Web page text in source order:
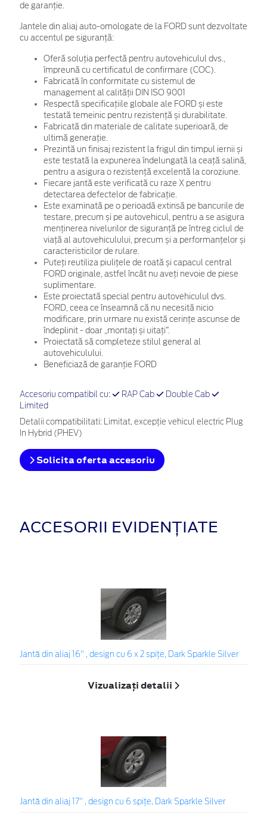
de garanţie.
Jantele din aliaj auto-omologate de la FORD sunt dezvoltate
cu accentul pe siguranță:
Oferă soluția perfectă pentru autovehiculul dvs.,
împreună cu certificatul de confirmare (COC).
Fabricată în conformitate cu sistemul de
management al calității DIN ISO 9001
Respectă specificațiile globale ale FORD și este
testată temeinic pentru rezistență și durabilitate.
Fabricată din materiale de calitate superioară, de
ultimă generație.
Prezintă un finisaj rezistent la frigul din timpul iernii și
este testată la expunerea îndelungată la ceață salină,
pentru a asigura o rezistență excelentă la coroziune.
Fiecare jantă este verificată cu raze X pentru
detectarea defectelor de fabricație.
Este examinată pe o perioadă extinsă pe bancurile de
testare, precum și pe autovehicul, pentru a se asigura
menținerea nivelurilor de siguranță pe întreg ciclul de
viață al autovehiculului, precum și a performanțelor și
caracteristicilor de rulare.
Puteți reutiliza piulițele de roată și capacul central
FORD originale, astfel încât nu aveți nevoie de piese
suplimentare.
Este proiectată special pentru autovehiculul dvs.
FORD, ceea ce înseamnă că nu necesită nicio
modificare, prin urmare nu există cerințe ascunse de
îndeplinit - doar „montați și uitați”.
Proiectată să completeze stilul general al
autovehiculului.
Beneficiază de garanție FORD
Accesoriu compatibil cu: RAP Cab
Double Cab
Limited
Detalii compatibilitati: Limitat, excepție vehicul electric Plug
In Hybrid (PHEV)
Solicita oferta accesoriu
ACCESORII EVIDENȚIATE
Jantă din aliaj 16" , design cu 6 x 2 spiţe, Dark Sparkle Silver
Vizualizați detalii
Jantă din aliaj 17" , design cu 6 spiţe, Dark Sparkle Silver